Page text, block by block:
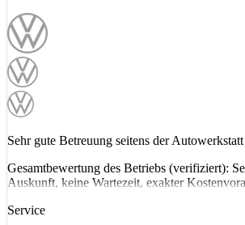
Sehr gute Betreuung seitens der
Gesamtbewertung des Betriebs (verifiziert):
Auskunft, keine Wartezeit, exakter
Service